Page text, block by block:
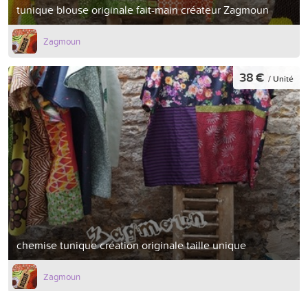
tunique blouse originale fait-main créateur Zagmoun
Zagmoun
chemise tunique création originale taille unique
38 € / Unité
Zagmoun